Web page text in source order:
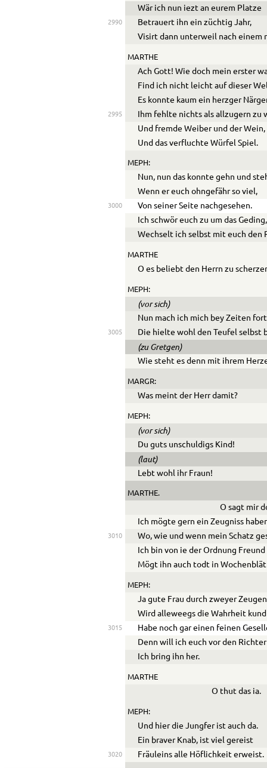
Wär ich nun iezt an eurem Platze
2990
Betrauert ihn ein züchtig Jahr,
Visirt dann unterweil nach einem
MARTHE
Ach Gott! Wie doch mein erster
Find ich nicht leicht auf dieser
Es konnte kaum ein herzger
2995
Ihm fehlte nichts als allzugern zu
Und fremde Weiber und der Wein,
Und das verfluchte Würfel Spiel.
MEPH:
Nun, nun das konnte gehn und
Wenn er euch ohngefähr so viel,
3000
Von seiner Seite nachgesehen.
Ich schwör euch zu um das Geding,
Wechselt ich selbst mit euch den
MARTHE
O es beliebt den Herrn zu
MEPH:
(vor sich)
Nun mach ich mich bey Zeiten fort
3005 Die hielte wohl den Teufel selbst
(zu Gretgen)
Wie steht es denn mit ihrem
MARGR:
Was meint der Herr damit?
MEPH:
(vor sich)
Du guts unschuldigs Kind!
(laut)
Lebt wohl ihr Fraun!
MARTHE.
O sagt mir
Ich mögte gern ein Zeugniss
3010
Wo, wie und wenn mein Schatz
Ich bin von ie der Ordnung
Mögt ihn auch todt in
MEPH:
Ja gute Frau durch zweyer
Wird alleweegs die Wahrheit kund
3015
Habe noch gar einen feinen
Denn will ich euch vor den
Ich bring ihn her.
MARTHE
O thut das ia.
MEPH:
Und hier die Jungfer ist auch da.
Ein braver Knab, ist viel gereist
3020 Fräuleins alle Höflichkeit erweist.